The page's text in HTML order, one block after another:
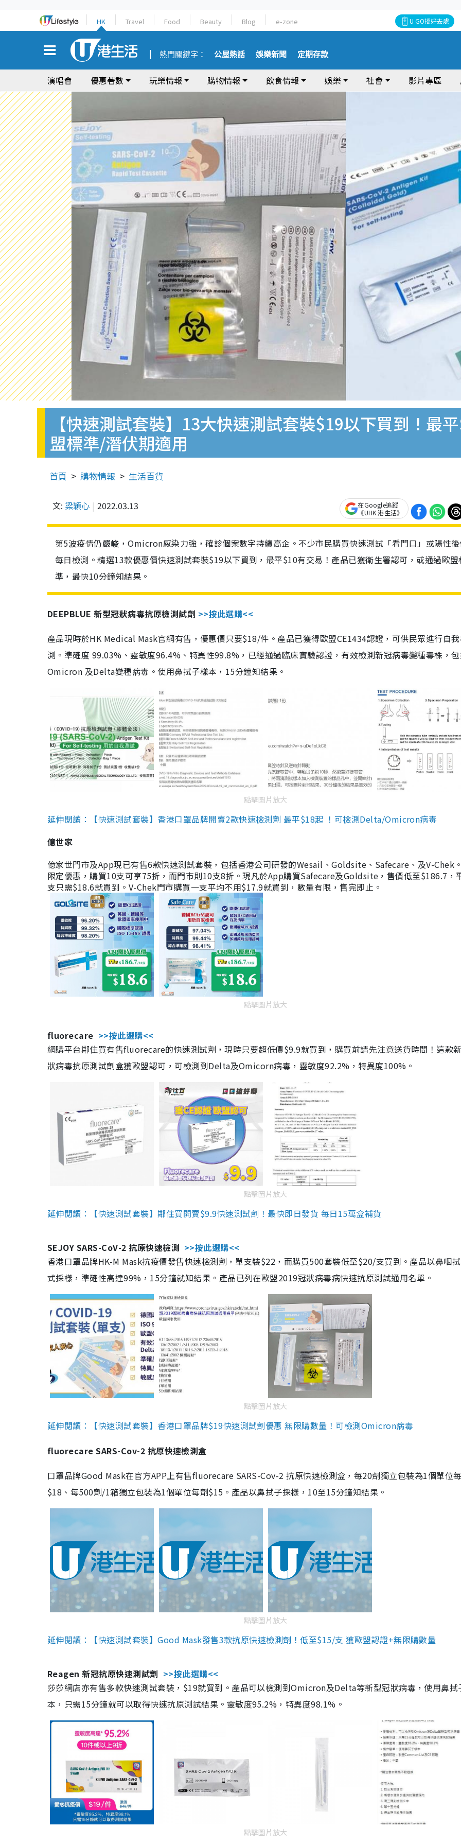
HK Travel Food Beauty Blog e-zone U GO搵好去處
熱門關鍵字： 公屋熱話 娛樂新聞 定期存款
演唱會 優惠著數 玩樂情報 購物情報 飲食情報 娛樂 社會 影片專區
【快速測試套裝】13大快速測試套裝$19以下買到！最
盟標準/潛伏期適用
首頁 購物情報 生活百貨
文: 梁穎心 2022.03.13
在Google追蹤
《UHK 港生活》
第5波疫情仍嚴峻，Omicron感染力強，確診個案數字持續高企。不少市民購買快速測試「看門口」或陽性
每日檢測。精選13款優惠價快速測試套裝$19以下買到，最平$10有交易！產品已獲衛生署認可，或通過歐盟
準，最快10分鐘知結果。
DEEPBLUE 新型冠狀病毒抗原檢測試劑 >>按此選購<<
產品現時於HK Medical Mask官網有售，優惠價只要$18/件。產品已獲得歐盟CE1434認證，可供民眾進行自
測。準確度 99.03%、靈敏度96.4%、特異性99.8%，已經通過臨床實驗認證，有效檢測新冠病毒變種毒株，
Omicron 及Delta變種病毒。使用鼻拭子樣本，15分鐘知結果。
點擊圖片放大
延伸閱讀：【快速測試套裝】香港口罩品牌開賣2款快速檢測劑 最平$18起 ！可檢測Delta/Omicron病毒
億世家
億家世門市及App現已有售6款快速測試套裝，包括香港公司研發的Wesail、Goldsite、Safecare、及V-Chek
限定優惠，購買10支可享75折，而門市則10支8折。現凡於App購買Safecare及Goldsite，售價低至$186.7，
支只需$18.6就買到。V-Chek門市購買一支平均不用$17.9就買到，數量有限，售完即止。
點擊圖片放大
fluorecare >>按此選購<<
網購平台鄰住買有售fluorecare的快速測試劑，現時只要超低價$9.9就買到，購買前請先注意送貨時間！這款
狀病毒抗原測試劑盒獲歐盟認可，可檢測到Delta及Omicorn病毒，靈敏度92.2%，特異度100%。
點擊圖片放大
延伸閱讀：【快速測試套裝】鄰住買開賣$9.9快速測試劑！最快即日發貨 每日15萬盒補貨
SEJOY SARS-CoV-2 抗原快速檢測 >>按此選購<<
香港口罩品牌HK-M Mask抗疫價發售快速檢測劑，單支裝$22，而購買500套裝低至$20/支買到。產品以鼻咽
式採樣，準確性高達99%，15分鐘就知結果。產品已列在歐盟2019冠狀病毒病快速抗原測試通用名單。
點擊圖片放大
延伸閱讀：【快速測試套裝】香港口罩品牌$19快速測試劑優惠 無限購數量！可檢測Omicron病毒
fluorecare SARS-Cov-2 抗原快速檢測盒
口罩品牌Good Mask在官方APP上有售fluorecare SARS-Cov-2 抗原快速檢測盒，每20劑獨立包裝為1個單位
$18、每500劑/1箱獨立包裝為1個單位每劑$15。產品以鼻拭子採樣，10至15分鐘知結果。
點擊圖片放大
延伸閱讀：【快速測試套裝】Good Mask發售3款抗原快速檢測劑！低至$15/支 獲歐盟認證+無限購數量
Reagen 新冠抗原快速測試劑 >>按此選購<<
莎莎網店亦有售多款快速測試套裝，$19就買到。產品可以檢測到Omicron及Delta等新型冠狀病毒，使用鼻拭
本，只需15分鐘就可以取得快速抗原測試結果。靈敏度95.2%，特異度98.1%。
點擊圖片放大